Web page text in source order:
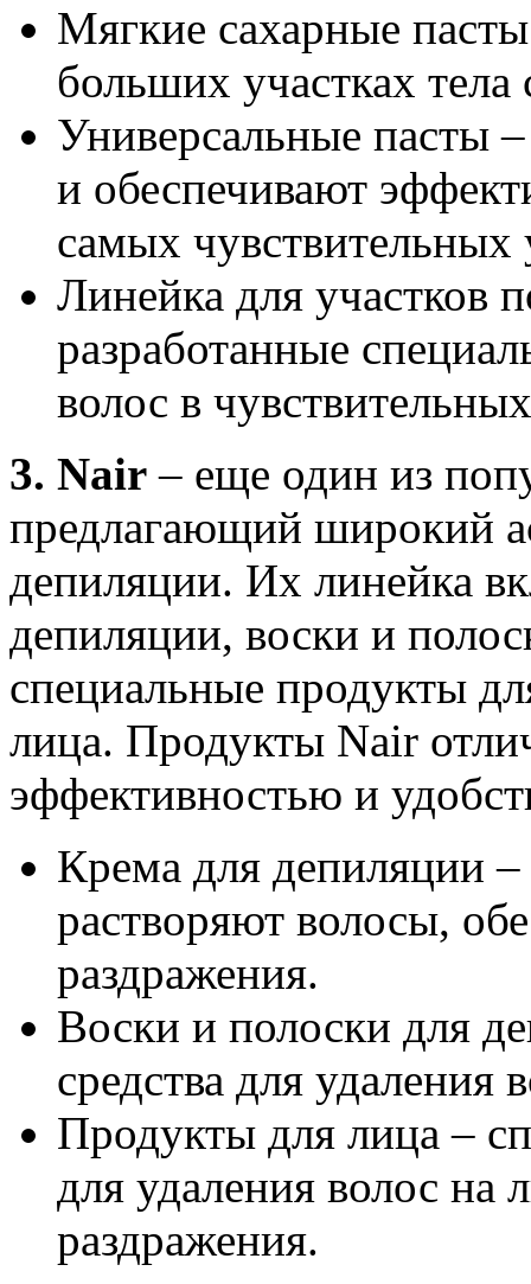
Мягкие сахарные
больших участках
Универсальные пасты
и обеспечивают
самых чувствительных
Линейка для участков
разработанные
волос в
3. Nair – еще один из
предлагающий широкий
депиляции. Их линейка
депиляции, воски и
специальные продукты
лица. Продукты Nair
эффективностью и
Крема для депиляции –
растворяют волосы,
раздражения.
Воски и полоски для
средства для удаления
Продукты для лица –
для удаления волос на
раздражения.